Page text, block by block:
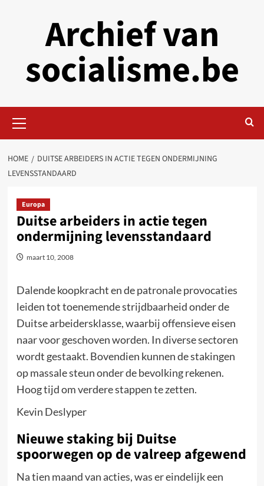
Archief van
socialisme.be
Menu
HOME
DUITSE ARBEIDERS IN ACTIE TEGEN ONDERMIJNING
LEVENSSTANDAARD
Europa
Duitse arbeiders in actie tegen
ondermijning levensstandaard
maart 10, 2008
Dalende koopkracht en de patronale provocaties
leiden tot toenemende strijdbaarheid onder de
Duitse arbeidersklasse, waarbij offensieve eisen
naar voor geschoven worden. In diverse sectoren
wordt gestaakt. Bovendien kunnen de stakingen
op massale steun onder de bevolking rekenen.
Hoog tijd om verdere stappen te zetten.
Kevin Deslyper
Nieuwe staking bij Duitse
spoorwegen op de valreep afgewend
Na tien maand van acties, was er eindelijk een